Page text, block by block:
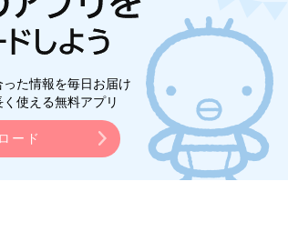
た情報を毎日お届け
使える無料アプリ
ード